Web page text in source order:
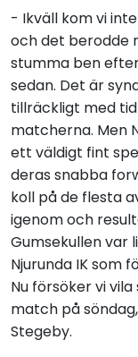
- Ikväll kom vi
och det berodde
stumma ben
sedan. Det är
tillräckligt med
matcherna. Men
ett väldigt fint
deras snabba
koll på de flesta
igenom och
Gumsekullen var
Njurunda IK som
Nu försöker vi
match på
Stegeby.